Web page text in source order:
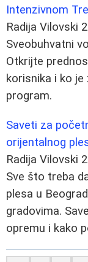
Intenzivnom
Radija Vilovski
Sveobuhvatni
Otkrijte
korisnika i ko
program.
Saveti za
orijentalnog
Radija Vilovski
Sve što treba
plesa u
gradovima.
opremu i kako